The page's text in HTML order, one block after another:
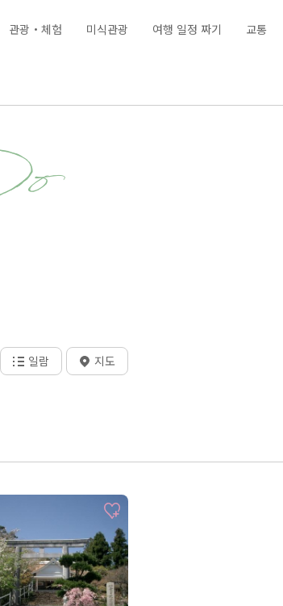
관광・체험 미식관광 여행 일정 짜기
교통
일람 지도